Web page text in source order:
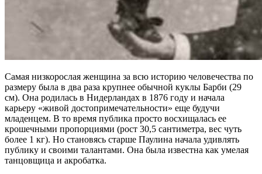
Самая низкорослая женщина за всю историю человечества по
размеру была в два раза крупнее обычной куклы Барби (29
см). Она родилась в Нидерландах в 1876 году и начала
карьеру «живой достопримечательности» еще будучи
младенцем. В то время публика просто восхищалась ее
крошечными пропорциями (рост 30,5 сантиметра, вес чуть
более 1 кг). Но становясь старше Паулина начала удивлять
публику и своими талантами. Она была известна как умелая
танцовщица и акробатка.